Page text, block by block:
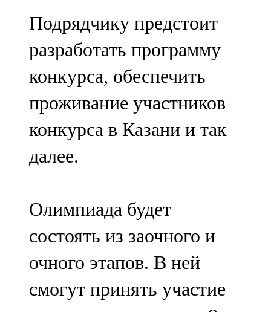
Чүпрәле
91,0 FM
Шәмәрдән
102,3 FM
Яңа чишмә
107,0 FM
105,5 FM
Подрядчику предстоит
разработать программу
конкурса, обеспечить
проживание участников
конкурса в Казани и так
далее.
Олимпиада будет
состоять из заочного и
очного этапов. В ней
смогут принять участие